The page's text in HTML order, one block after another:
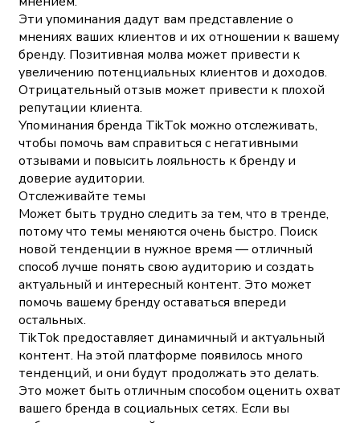
Эти упоминания дадут вам представление о
мнениях ваших клиентов и их отношении к вашему
бренду. Позитивная молва может привести к
увеличению потенциальных клиентов и доходов.
Отрицательный отзыв может привести к плохой
репутации клиента.
Упоминания бренда TikTok можно отслеживать,
чтобы помочь вам справиться с негативными
отзывами и повысить лояльность к бренду и
доверие аудитории.
Отслеживайте темы
Может быть трудно следить за тем, что в тренде,
потому что темы меняются очень быстро. Поиск
новой тенденции в нужное время — отличный
способ лучше понять свою аудиторию и создать
актуальный и интересный контент. Это может
помочь вашему бренду оставаться впереди
остальных.
TikTok предоставляет динамичный и актуальный
контент. На этой платформе появилось много
тенденций, и они будут продолжать это делать.
Это может быть отличным способом оценить охват
вашего бренда в социальных сетях. Если вы